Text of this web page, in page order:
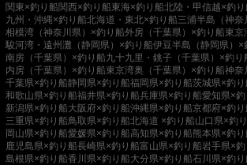
関東×釣り船関西×釣り船東海×釣り船北陸・甲信越×釣り
九州・沖縄×釣り船北海道・東北×釣り船三浦半島（神奈
相模湾（神奈川県）×釣り船外房（千葉県）×釣り船東京
駿河湾・遠州灘（静岡県）×釣り船伊豆半島（静岡県）×
南房（千葉県）×釣り船九十九里・銚子（千葉県）×釣り
内房（千葉県）×釣り船東京湾奥（千葉県）×釣り船神奈
千葉県×釣り船静岡県×釣り船福岡県×釣り船茨城県×釣り
和歌山県×釣り船福井県×釣り船兵庫県×釣り船愛知県×釣
新潟県×釣り船大阪府×釣り船沖縄県×釣り船京都府×釣り
三重県×釣り船鳥取県×釣り船北海道 ×釣り船山口県×釣
岡山県×釣り船愛媛県×釣り船高知県×釣り船熊本県×釣り
鹿児島県×釣り船長崎県×釣り船富山県×釣り船岩手県×釣
島根県×釣り船香川県×釣り船大分県×釣り船石川県×釣り